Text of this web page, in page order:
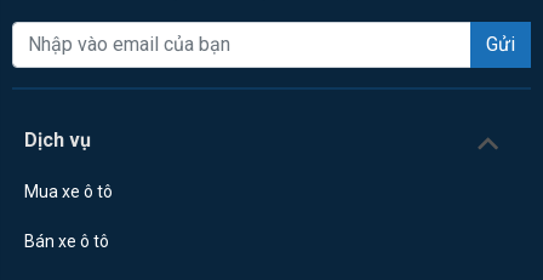
Gửi
Dịch vụ
Mua xe ô tô
Bán xe ô tô